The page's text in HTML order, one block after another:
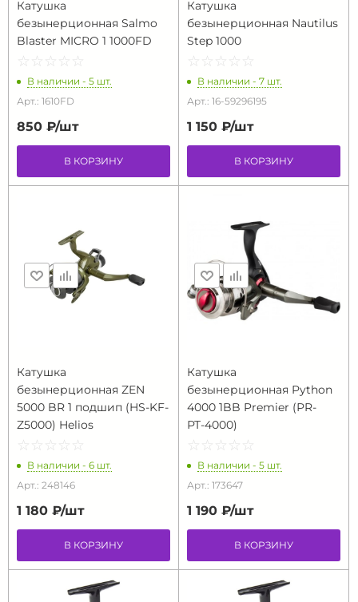
Катушка
безынерционная Salmo
Blaster MICRO 1 1000FD
☆ ☆ ☆ ☆ ☆
★ ★ ★ ★ ★
В наличии - 5 шт.
Арт.: 1610FD
850 ₽/шт
В КОРЗИНУ
Катушка
безынерционная Nautilus
Step 1000
☆ ☆ ☆ ☆ ☆
★ ★ ★ ★ ★
В наличии - 7 шт.
Арт.: 16-59296195
1 150 ₽/шт
В КОРЗИНУ
Катушка
безынерционная ZEN
5000 BR 1 подшип (HS-KF-
Z5000) Helios
☆ ☆ ☆ ☆ ☆
★ ★ ★ ★ ★
В наличии - 6 шт.
Арт.: 248146
1 180 ₽/шт
В КОРЗИНУ
Катушка
безынерционная Python
4000 1BB Premier (РR-
РТ-4000)
☆ ☆ ☆ ☆ ☆
★ ★ ★ ★ ★
В наличии - 5 шт.
Арт.: 173647
1 190 ₽/шт
В КОРЗИНУ